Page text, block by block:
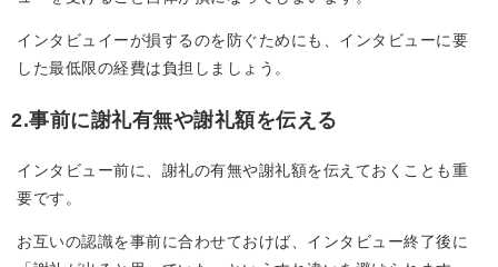
インタビュイーが損するのを防ぐためにも、インタビューに要
した最低限の経費は負担しましょう。
2.事前に謝礼有無や謝礼額を伝える
インタビュー前に、謝礼の有無や謝礼額を伝えておくことも重
要です。
お互いの認識を事前に合わせておけば、インタビュー終了後に